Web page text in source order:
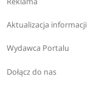
Aktualizacja informacji
Wydawca Portalu
Dołącz do nas